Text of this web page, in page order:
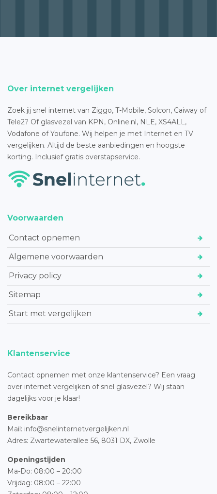
Over internet vergelijken
Zoek jij snel internet van Ziggo, T-Mobile, Solcon, Caiway of
Tele2? Of glasvezel van KPN, Online.nl, NLE, XS4ALL,
Vodafone of Youfone. Wij helpen je met Internet en TV
vergelijken. Altijd de beste aanbiedingen en hoogste
korting. Inclusief gratis overstapservice.
Voorwaarden
Contact opnemen
Algemene voorwaarden
Privacy policy
Sitemap
Start met vergelijken
Klantenservice
Contact opnemen met onze klantenservice? Een vraag
over internet vergelijken of snel glasvezel? Wij staan
dagelijks voor je klaar!
Bereikbaar
Mail: info@snelinternetvergelijken.nl
Adres: Zwartewaterallee 56, 8031 DX, Zwolle
Openingstijden
Ma-Do: 08:00 – 20:00
Vrijdag: 08:00 – 22:00